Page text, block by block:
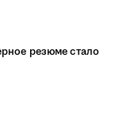
резюме стало